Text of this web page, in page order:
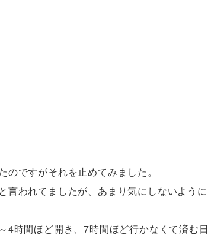
ですがそれを止めてみました。
言われてましたが、あまり気にしないように
4時間ほど開き、7時間ほど行かなくて済む日